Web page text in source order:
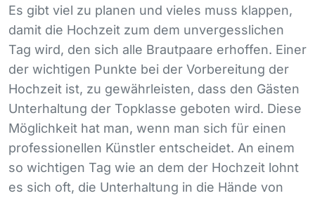
Es gibt viel zu planen und vieles muss klappen,
damit die Hochzeit zum dem unvergesslichen
Tag wird, den sich alle Brautpaare erhoffen. Einer
der wichtigen Punkte bei der Vorbereitung der
Hochzeit ist, zu gewährleisten, dass den Gästen
Unterhaltung der Topklasse geboten wird. Diese
Möglichkeit hat man, wenn man sich für einen
professionellen Künstler entscheidet. An einem
so wichtigen Tag wie an dem der Hochzeit lohnt
es sich oft, die Unterhaltung in die Hände von